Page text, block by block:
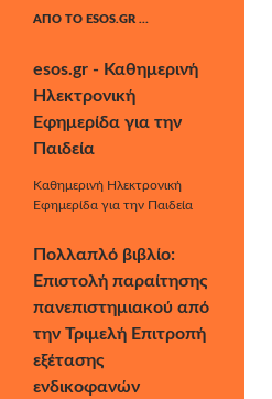
ΑΠΌ ΤΟ ESOS.GR …
esos.gr - Καθημερινή
Ηλεκτρονική
Εφημερίδα για την
Παιδεία
Καθημερινή Ηλεκτρονική
Εφημερίδα για την Παιδεία
Πολλαπλό βιβλίο:
Επιστολή παραίτησης
πανεπιστημιακού από
την Τριμελή Επιτροπή
εξέτασης
ενδικοφανών